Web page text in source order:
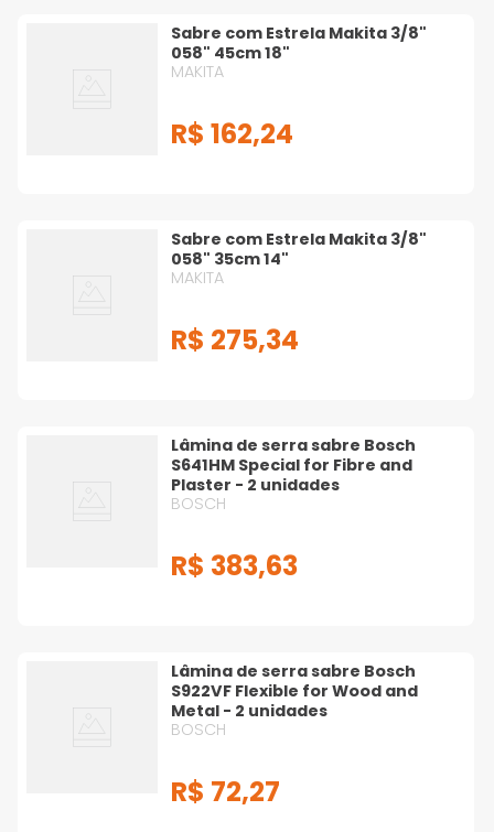
Sabre com Estrela Makita 3/8"
058" 45cm 18"
MAKITA
R$ 162,24
Sabre com Estrela Makita 3/8"
058" 35cm 14"
MAKITA
R$ 275,34
Lâmina de serra sabre Bosch
S641HM Special for Fibre and
Plaster - 2 unidades
BOSCH
R$ 383,63
Lâmina de serra sabre Bosch
S922VF Flexible for Wood and
Metal - 2 unidades
BOSCH
R$ 72,27